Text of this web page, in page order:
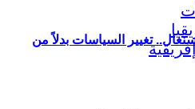
تغيير السياسات بدلاً من